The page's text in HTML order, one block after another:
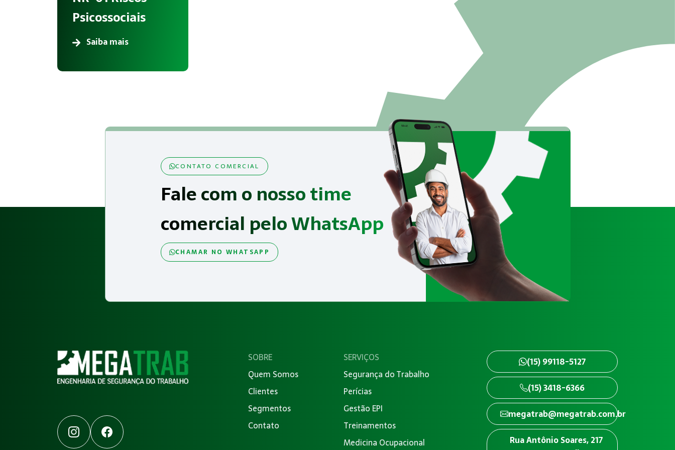
Psicossociais
Saiba mais
CONTATO COMERCIAL
Fale com o nosso time
comercial pelo WhatsApp
CHAMAR NO WHATSAPP
InstagramFacebook
SOBRE
Quem Somos
Clientes
Segmentos
Contato
SERVIÇOS
Segurança do Trabalho
Perícias
Gestão EPI
Treinamentos
Medicina Ocupacional
(15) 99118-5127
(15) 3418-6366
megatrab@megatrab.com.br
Rua Antônio Soares, 217